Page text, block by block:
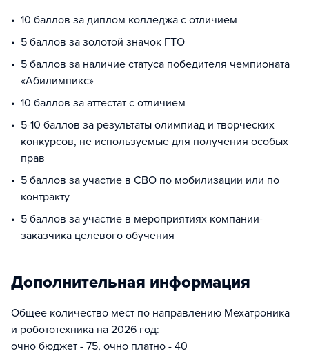
10 баллов за диплом колледжа с отличием
5 баллов за золотой значок ГТО
5 баллов за наличие статуса победителя чемпионата
«Абилимпикс»
10 баллов за аттестат с отличием
5-10 баллов за результаты олимпиад и творческих
конкурсов, не используемые для получения особых
прав
5 баллов за участие в СВО по мобилизации или по
контракту
5 баллов за участие в мероприятиях компании-
заказчика целевого обучения
Дополнительная информация
Общее количество мест по направлению Мехатроника
и робототехника на 2026 год:
очно бюджет - 75, очно платно - 40